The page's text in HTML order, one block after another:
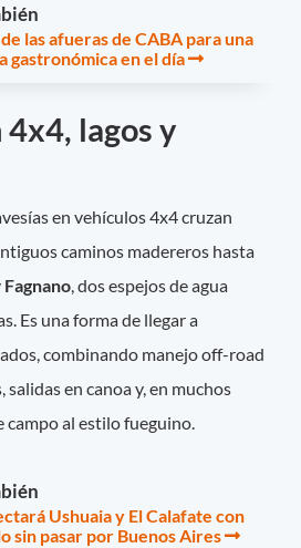
las afueras de CABA para una
gastronómica en el día
lagos y
en vehículos 4x4 cruzan
caminos madereros hasta
Fagnano, dos espejos de agua
Es una forma de llegar a
combinando manejo off-road
salidas en canoa y, en muchos
campo al estilo fueguino.
Ushuaia y El Calafate con
sin pasar por Buenos Aires